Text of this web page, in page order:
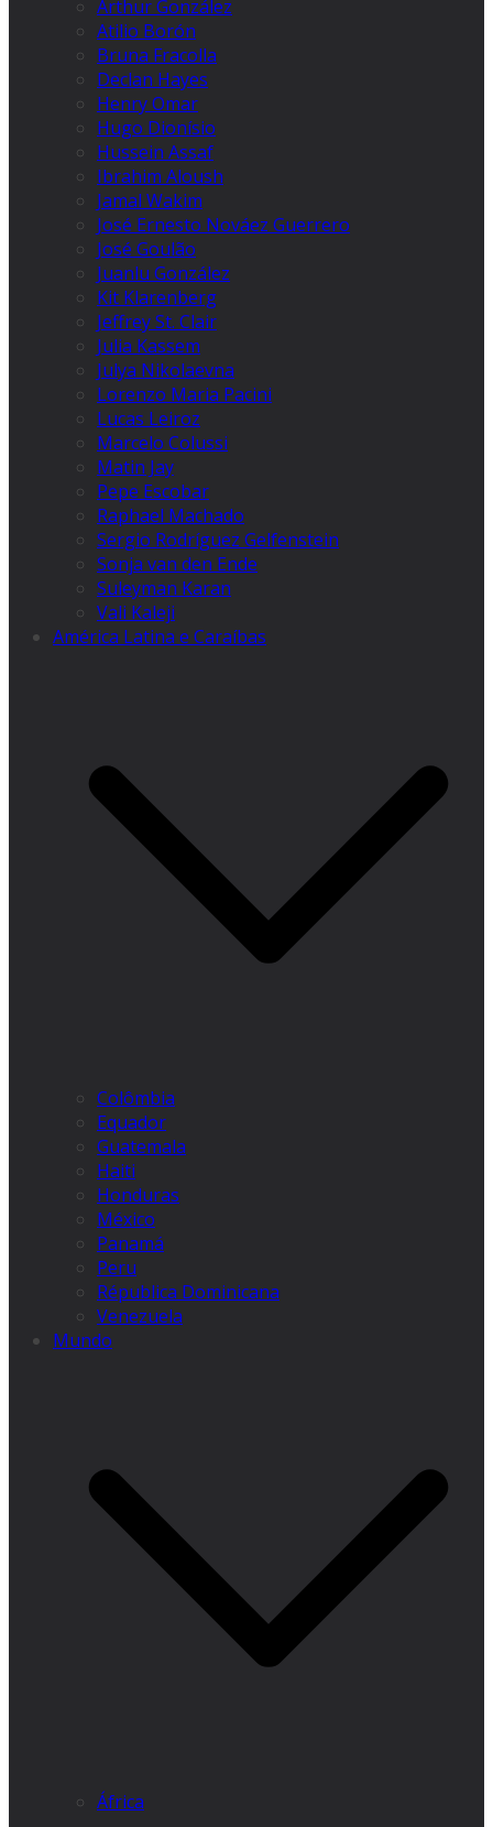
Arthur González
Atilio Borón
Bruna Fracolla
Declan Hayes
Henry Omar
Hugo Dionísio
Hussein Assaf
Ibrahim Aloush
Jamal Wakim
José Ernesto Nováez Guerrero
José Goulão
Juanlu González
Kit Klarenberg
Jeffrey St. Clair
Julia Kassem
Julya Nikolaevna
Lorenzo Maria Pacini
Lucas Leiroz
Marcelo Colussi
Matin Jay
Pepe Escobar
Raphael Machado
Sergio Rodríguez Gelfenstein
Sonja van den Ende
Suleyman Karan
Vali Kaleji
América Latina e Caraíbas
Colômbia
Equador
Guatemala
Haiti
Honduras
México
Panamá
Peru
Républica Dominicana
Venezuela
Mundo
África